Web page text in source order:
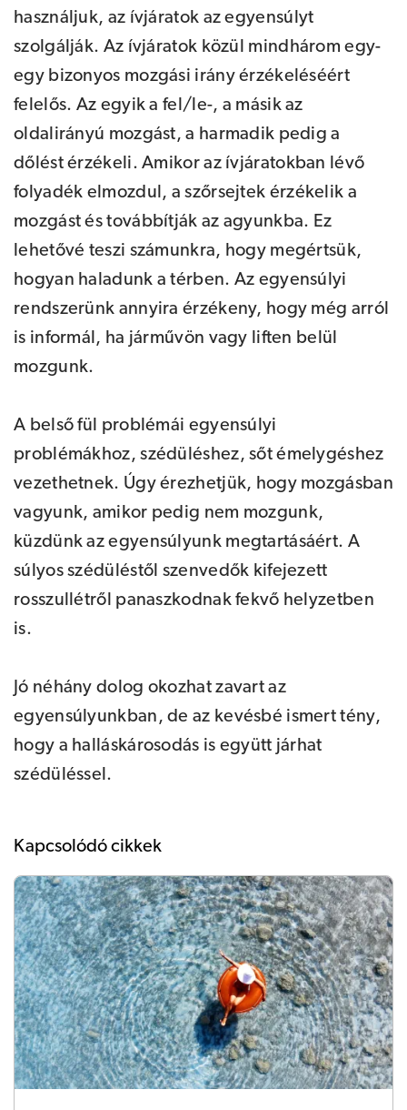
használjuk, az ívjáratok az egyensúlyt
szolgálják. Az ívjáratok közül mindhárom egy-
egy bizonyos mozgási irány érzékeléséért
felelős. Az egyik a fel/le-, a másik az
oldalirányú mozgást, a harmadik pedig a
dőlést érzékeli. Amikor az ívjáratokban lévő
folyadék elmozdul, a szőrsejtek érzékelik a
mozgást és továbbítják az agyunkba. Ez
lehetővé teszi számunkra, hogy megértsük,
hogyan haladunk a térben. Az egyensúlyi
rendszerünk annyira érzékeny, hogy még arról
is informál, ha járművön vagy liften belül
mozgunk.
A belső fül problémái egyensúlyi
problémákhoz, szédüléshez, sőt émelygéshez
vezethetnek. Úgy érezhetjük, hogy mozgásban
vagyunk, amikor pedig nem mozgunk,
küzdünk az egyensúlyunk megtartásáért. A
súlyos szédüléstől szenvedők kifejezett
rosszullétről panaszkodnak fekvő helyzetben
is.
Jó néhány dolog okozhat zavart az
egyensúlyunkban, de az kevésbé ismert tény,
hogy a halláskárosodás is együtt járhat
szédüléssel.
Kapcsolódó cikkek